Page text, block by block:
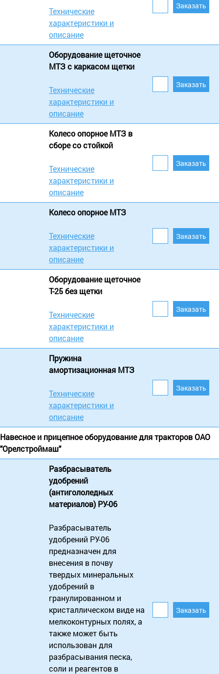
Технические
характеристики и
описание
Оборудование щеточное
МТЗ c каркасом щетки
Технические
характеристики и
описание
Колесо опорное МТЗ в
сборе со стойкой
Технические
характеристики и
описание
Колесо опорное МТЗ
Технические
характеристики и
описание
Оборудование щеточное
Т-25 без щетки
Технические
характеристики и
описание
Пружина
амортизационная МТЗ
Технические
характеристики и
описание
Навесное и прицепное оборудование для тракторов ОАО
"Орелстроймаш"
Разбрасыватель
удобрений
(антигололедных
материалов) РУ-06
Разбрасыватель
удобрений РУ-06
предназначен для
внесения в почву
твердых минеральных
удобрений в
гранулированном и
кристаллическом виде на
мелкоконтурных полях, а
также может быть
использован для
разбрасывания песка,
соли и реагентов в